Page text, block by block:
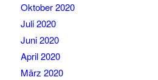
Oktober 2020
Juli 2020
Juni 2020
April 2020
März 2020